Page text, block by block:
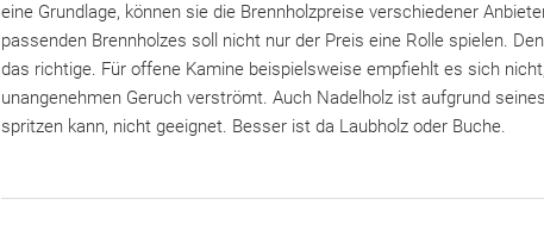
eine Grundlage, können sie die Brennholzpreise verschiedener
passenden Brennholzes soll nicht nur der Preis eine Rolle spielen.
das richtige. Für offene Kamine beispielsweise empfiehlt es sich
unangenehmen Geruch verströmt. Auch Nadelholz ist aufgrund
spritzen kann, nicht geeignet. Besser ist da Laubholz oder Buche.